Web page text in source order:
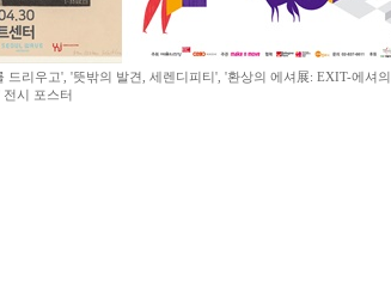
리우고', '뜻밖의 발견, 세렌디피티', '환상의 에셔展: EXIT-에셔
시 포스터